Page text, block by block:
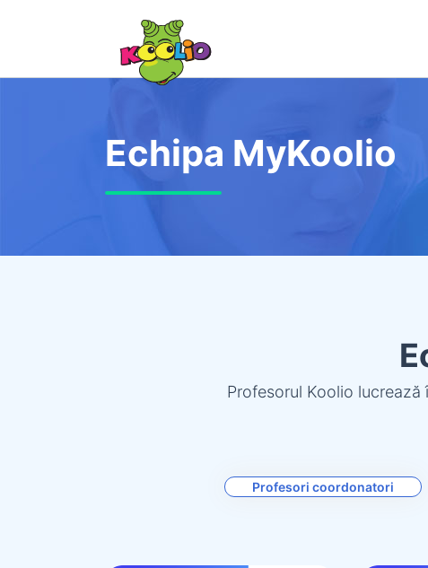
Echipa MyKoolio
Profesorul Koolio
Profesori coordonatori